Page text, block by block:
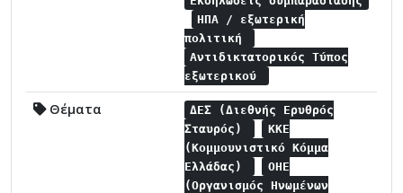
ΗΠΑ / εξωτερική
πολιτική
Αντιδικτατορικός Τύπος
εξωτερικού
Θέματα
ΔΕΣ (Διεθνής Ερυθρός
Σταυρός)
ΚΚΕ
(Κομμουνιστικό Κόμμα
Ελλάδας)
ΟΗΕ
(Οργανισμός Ηνωμένων